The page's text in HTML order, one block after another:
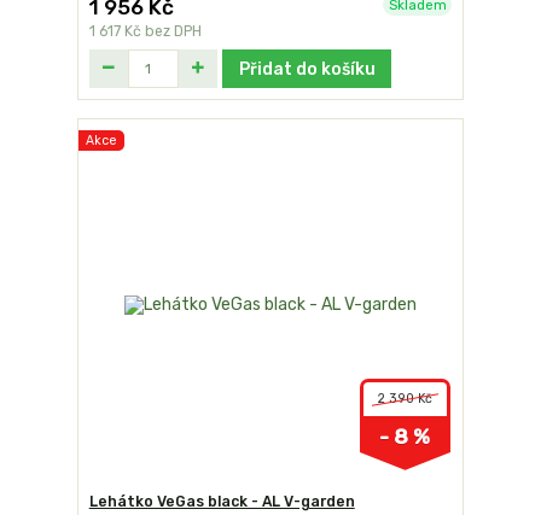
1 956 Kč
1 617 Kč bez DPH
Skladem
Přidat do košíku
Akce
2 390 Kč
- 8 %
Lehátko VeGas black - AL V-garden